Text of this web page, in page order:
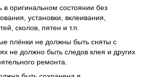
оригинальном состоянии без
установки, вклеивания,
сколов, пятен и т.п.
плёнки не должны быть сняты с
не должно быть следов клея и других
ремонта.